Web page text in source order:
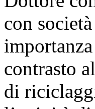
con
contrasto
di